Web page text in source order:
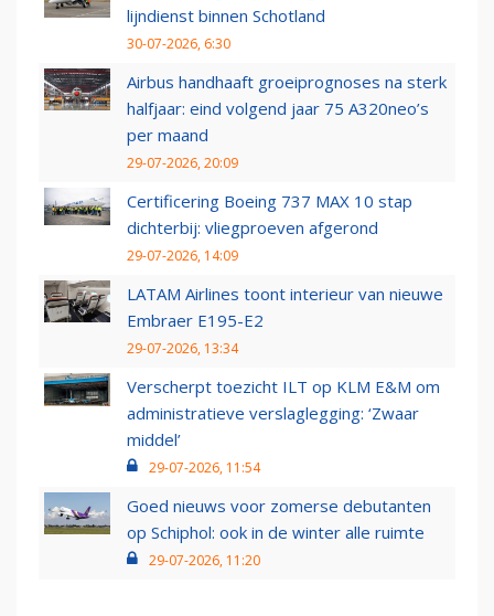
lijndienst binnen Schotland
30-07-2026, 6:30
Airbus handhaaft groeiprognoses na sterk
halfjaar: eind volgend jaar 75 A320neo’s
per maand
29-07-2026, 20:09
Certificering Boeing 737 MAX 10 stap
dichterbij: vliegproeven afgerond
29-07-2026, 14:09
LATAM Airlines toont interieur van nieuwe
Embraer E195-E2
29-07-2026, 13:34
Verscherpt toezicht ILT op KLM E&M om
administratieve verslaglegging: ‘Zwaar
middel’
29-07-2026, 11:54
Goed nieuws voor zomerse debutanten
op Schiphol: ook in de winter alle ruimte
29-07-2026, 11:20